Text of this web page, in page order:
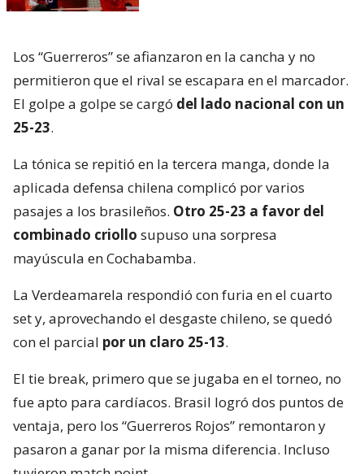
Los “Guerreros” se afianzaron en la cancha y no
permitieron que el rival se escapara en el marcador.
El golpe a golpe se cargó del lado nacional con un
25-23.
La tónica se repitió en la tercera manga, donde la
aplicada defensa chilena complicó por varios
pasajes a los brasileños. Otro 25-23 a favor del
combinado criollo supuso una sorpresa
mayúscula en Cochabamba.
La Verdeamarela respondió con furia en el cuarto
set y, aprovechando el desgaste chileno, se quedó
con el parcial por un claro 25-13.
El tie break, primero que se jugaba en el torneo, no
fue apto para cardíacos. Brasil logró dos puntos de
ventaja, pero los “Guerreros Rojos” remontaron y
pasaron a ganar por la misma diferencia. Incluso